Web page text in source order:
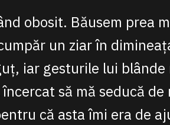
obosit. Băusem prea
un ziar în
iar gesturile lui
să mă seducă
că asta îmi era de